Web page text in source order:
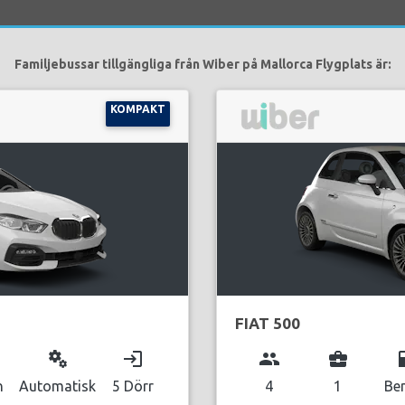
Familjebussar tillgängliga från Wiber på Mallorca Flygplats är:
KOMPAKT
miscellaneous_services
Automatisk
login
5 Dörr
FIAT 500
group
4
business_center
1